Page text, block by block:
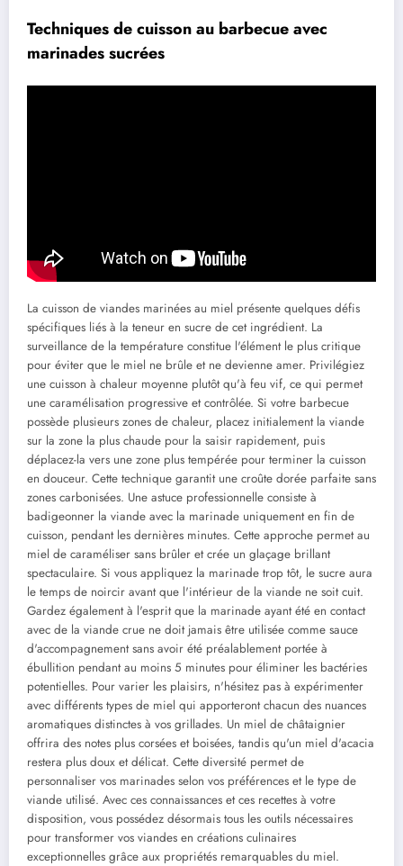
Techniques de cuisson au barbecue avec
marinades sucrées
La cuisson de viandes marinées au miel présente quelques défis
spécifiques liés à la teneur en sucre de cet ingrédient. La
surveillance de la température constitue l'élément le plus critique
pour éviter que le miel ne brûle et ne devienne amer. Privilégiez
une cuisson à chaleur moyenne plutôt qu'à feu vif, ce qui permet
une caramélisation progressive et contrôlée. Si votre barbecue
possède plusieurs zones de chaleur, placez initialement la viande
sur la zone la plus chaude pour la saisir rapidement, puis
déplacez-la vers une zone plus tempérée pour terminer la cuisson
en douceur. Cette technique garantit une croûte dorée parfaite sans
zones carbonisées. Une astuce professionnelle consiste à
badigeonner la viande avec la marinade uniquement en fin de
cuisson, pendant les dernières minutes. Cette approche permet au
miel de caraméliser sans brûler et crée un glaçage brillant
spectaculaire. Si vous appliquez la marinade trop tôt, le sucre aura
le temps de noircir avant que l'intérieur de la viande ne soit cuit.
Gardez également à l'esprit que la marinade ayant été en contact
avec de la viande crue ne doit jamais être utilisée comme sauce
d'accompagnement sans avoir été préalablement portée à
ébullition pendant au moins 5 minutes pour éliminer les bactéries
potentielles. Pour varier les plaisirs, n'hésitez pas à expérimenter
avec différents types de miel qui apporteront chacun des nuances
aromatiques distinctes à vos grillades. Un miel de châtaignier
offrira des notes plus corsées et boisées, tandis qu'un miel d'acacia
restera plus doux et délicat. Cette diversité permet de
personnaliser vos marinades selon vos préférences et le type de
viande utilisé. Avec ces connaissances et ces recettes à votre
disposition, vous possédez désormais tous les outils nécessaires
pour transformer vos viandes en créations culinaires
exceptionnelles grâce aux propriétés remarquables du miel.